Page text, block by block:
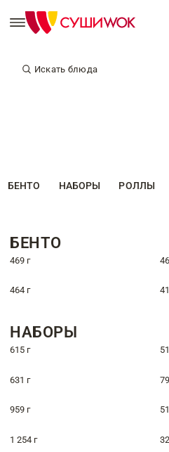
Искать блюда
БЕНТО НАБОРЫ РОЛЛЫ
БЕНТО
469 г
464 г
НАБОРЫ
615 г
631 г
959 г
1 254 г